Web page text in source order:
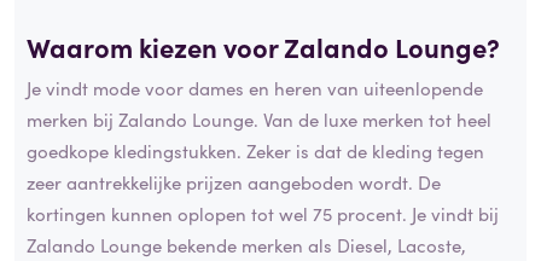
Waarom kiezen voor Zalando Lounge?
Je vindt mode voor dames en heren van uiteenlopende
merken bij Zalando Lounge. Van de luxe merken tot heel
goedkope kledingstukken. Zeker is dat de kleding tegen
zeer aantrekkelijke prijzen aangeboden wordt. De
kortingen kunnen oplopen tot wel 75 procent. Je vindt bij
Zalando Lounge bekende merken als Diesel, Lacoste,